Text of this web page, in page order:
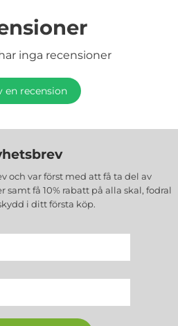
inga recensioner
en recension
och var först med att få ta del av
få 10% rabatt på alla skal, fodral
i ditt första köp.